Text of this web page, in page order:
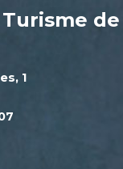
de
1